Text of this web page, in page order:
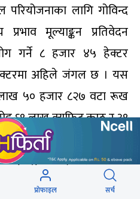
परियोजनाका लागि गोविन्द
मूल्याङ्कन प्रतिवेदन
गर्ने ८ हजार ४५ हेक्टर
अहिले जंगल छ । यस
५० हजार ८२७ वटा रूख
६९ लाख क्युफिट काठ र ३९
हुने अनुमान छ । काठ तथा
६९ अर्ब २ करोड रुपैयाँ
मूल्य अनुमान गरिएको छ ।
प्रोफाइल सर्च